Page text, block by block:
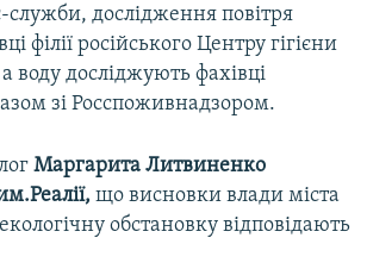
дослідження повітря
філії російського Центру гігієни
а воду досліджують фахівці
зі Росспоживнадзором.
Маргарита Литвиненко
що висновки влади міста
обстановку відповідають